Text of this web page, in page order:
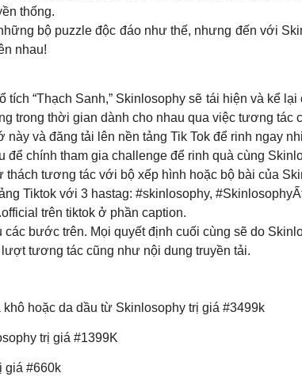
thống.
bộ puzzle độc đáo như thế, nhưng đến với
nhau!
tích “Thạch Sanh,” Skinlosophy sẽ tái hiện và kể
trong thời gian dành cho nhau qua việc tương tác
này và đăng tải lên nền tảng Tik Tok để rinh ngay
để chính tham gia challenge để rinh quà cùng
tương tác với bộ xếp hình hoặc bộ bài của
Tiktok với 3 hastag: #skinlosophy,
trên tiktok ở phần caption.
bước trên. Mọi quyết định cuối cùng sẽ do
tương tác cũng như nội dung truyền tải.
hoặc da dầu từ Skinlosophy trị giá #3499k
trị giá #1399K
giá #660k